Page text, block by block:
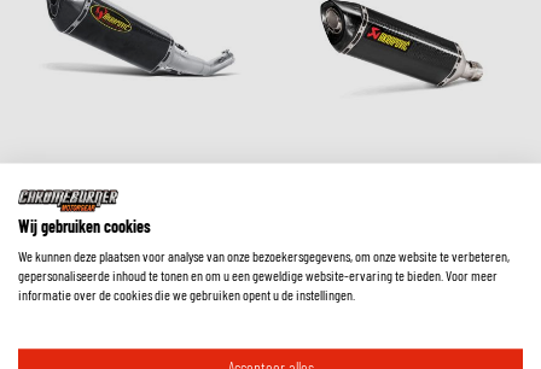
Akrapovic
Slip-On Line (Carbon) GSX-R
600/750 2006-07 (S-S6SO3-
€752 72€885 55
Slip-On Line (Carbon) GSX-
R1000 2017- (S-S10SO12-HRC)
15% korting op adviesprijs
Wij gebruiken cookies
We kunnen deze plaatsen voor analyse van onze bezoekersgegevens, om onze website te verbeteren,
gepersonaliseerde inhoud te tonen en om u een geweldige website-ervaring te bieden. Voor meer
informatie over de cookies die we gebruiken opent u de instellingen.